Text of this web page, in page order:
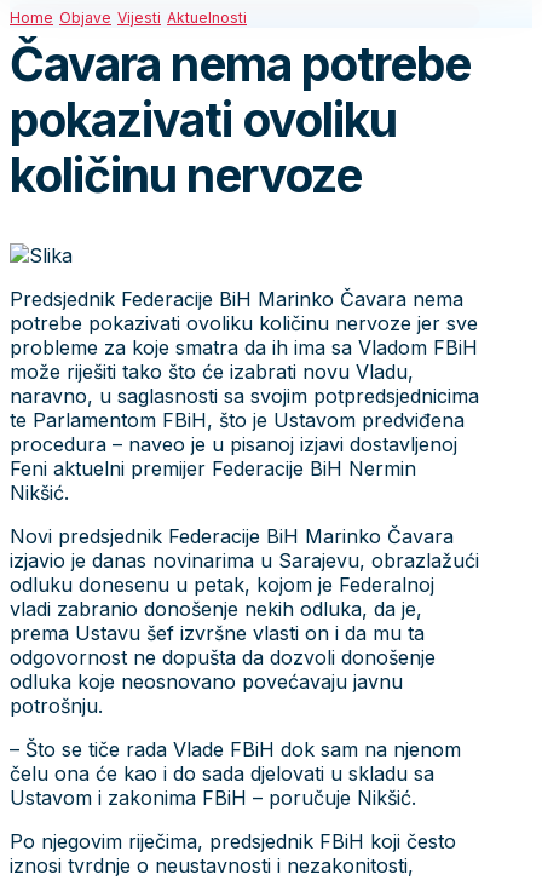
Home Objave Vijesti Aktuelnosti
Čavara nema potrebe
pokazivati ovoliku
količinu nervoze
Predsjednik Federacije BiH Marinko Čavara nema
potrebe pokazivati ovoliku količinu nervoze jer sve
probleme za koje smatra da ih ima sa Vladom FBiH
može riješiti tako što će izabrati novu Vladu,
naravno, u saglasnosti sa svojim potpredsjednicima
te Parlamentom FBiH, što je Ustavom predviđena
procedura – naveo je u pisanoj izjavi dostavljenoj
Feni aktuelni premijer Federacije BiH Nermin
Nikšić.
Novi predsjednik Federacije BiH Marinko Čavara
izjavio je danas novinarima u Sarajevu, obrazlažući
odluku donesenu u petak, kojom je Federalnoj
vladi zabranio donošenje nekih odluka, da je,
prema Ustavu šef izvršne vlasti on i da mu ta
odgovornost ne dopušta da dozvoli donošenje
odluka koje neosnovano povećavaju javnu
potrošnju.
– Što se tiče rada Vlade FBiH dok sam na njenom
čelu ona će kao i do sada djelovati u skladu sa
Ustavom i zakonima FBiH – poručuje Nikšić.
Po njegovim riječima, predsjednik FBiH koji često
iznosi tvrdnje o neustavnosti i nezakonitosti,